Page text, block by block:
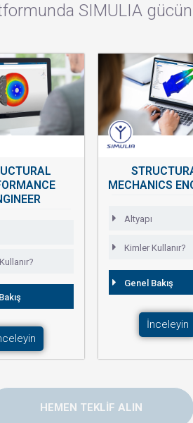
SIMULIA
MECHANICS
Altyapı
Kimler Kullanır?
Genel Bakış
İnceleyin
HEMEN TEKLIF ALIN